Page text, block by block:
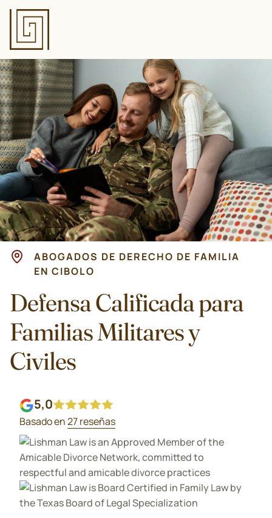
ABOGADOS DE DERECHO DE FAMILIA
EN CIBOLO
Defensa Calificada para
Familias Militares y
Civiles
5,0
Basado en27 reseñas